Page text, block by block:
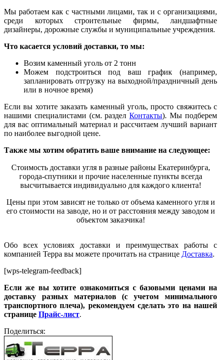
Мы работаем как с частными лицами, так и с организациями,
среди которых строительные фирмы, ландшафтные
дизайнеры, дорожные службы и муниципальные учреждения.
Что касается условий доставки, то мы:
Возим каменный уголь от 2 тонн
Можем подстроиться под ваш график (например,
запланировать отгрузку на выходной/праздничный день
или в ночное время)
Если вы хотите заказать каменный уголь, просто свяжитесь с
нашими специалистами (см. разделКонтакты). Мы подберем
для вас оптимальный материал и рассчитаем лучший вариант
по наиболее выгодной цене.
Также мы хотим обратить ваше внимание на следующее:
Стоимость доставки угля в разные районы Екатеринбурга,
города-спутники и прочие населенные пункты всегда
высчитывается индивидуально для каждого клиента!
Цены при этом зависят не только от объема каменного угля и
его стоимости на заводе, но и от расстояния между заводом и
объектом заказчика!
Обо всех условиях доставки и преимуществах работы с
компанией Терра вы можете прочитать на странице Доставка.
[wps-telegram-feedback]
Если же вы хотите ознакомиться с базовыми ценами на
доставку разных материалов (с учетом минимального
транспортного плеча), рекомендуем сделать это на нашей
странице Прайс-лист.
Поделиться: